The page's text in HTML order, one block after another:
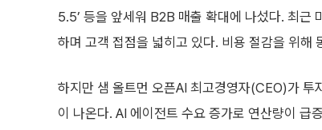
5.5’ 등을 앞세워 B2B 매출 확대에 나섰다. 최근
하며 고객 접점을 넓히고 있다. 비용 절감을 위해
하지만 샘 올트먼 오픈AI 최고경영자(CEO)가 투
이 나온다. AI 에이전트 수요 증가로 연산량이 급